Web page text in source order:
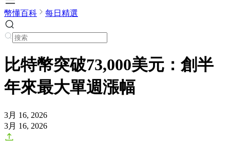
幣懂百科 每日精選
比特幣突破73,000美元：創半
年來最大單週漲幅
3月 16, 2026
3月 16, 2026